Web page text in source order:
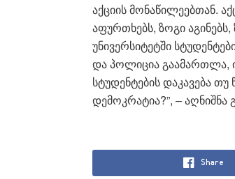
აქციის მონაწილეებთან.
აფურთხებს, ზოგი
უნივერსიტეტში
და პოლიცია გაამართლა,
სტუდენტების დაკავება
დემოკრატია?”, – აღნიშნა
Share